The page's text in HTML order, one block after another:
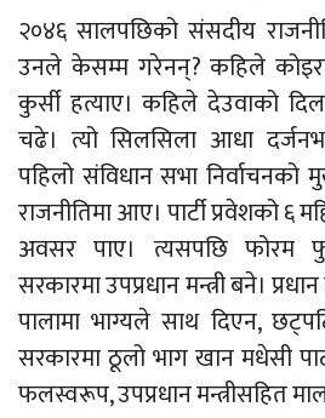
२०४६ सालपछिको संसदीय
उनले केसम्म गरेनन्? कहिले
कुर्सी हत्याए। कहिले देउवाको
चढे। त्यो सिलसिला आधा
पहिलो संविधान सभा
राजनीतिमा आए। पार्टी प्रवेशको ६
अवसर पाए। त्यसपछि फोरम
सरकारमा उपप्रधान मन्त्री बने।
पालामा भाग्यले साथ दिएन,
सरकारमा ठूलो भाग खान मधेसी
फलस्वरूप, उपप्रधान मन्त्रीसहित